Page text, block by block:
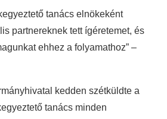
tanács elnökeként
partnereknek tett ígéretemet, és
ehhez a folyamathoz” –
kedden szétküldte a
tanács minden